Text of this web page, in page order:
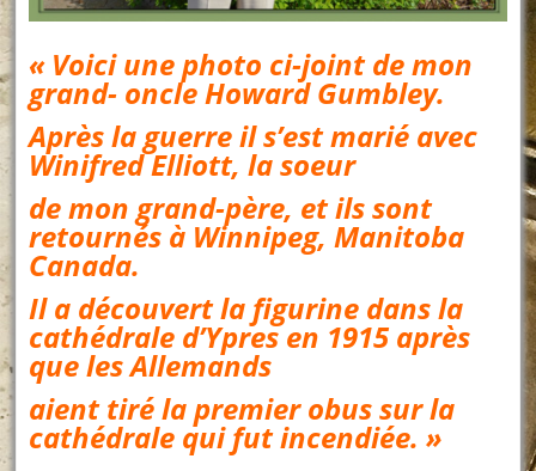
« Voici une photo ci-joint de mon
grand- oncle Howard Gumbley.
Après la guerre il s’est marié avec
Winifred Elliott, la soeur
de mon grand-père, et ils sont
retournés à Winnipeg, Manitoba
Canada.
Il a découvert la figurine dans la
cathédrale d’Ypres en 1915 après
que les Allemands
aient tiré la premier obus sur la
cathédrale qui fut incendiée. »